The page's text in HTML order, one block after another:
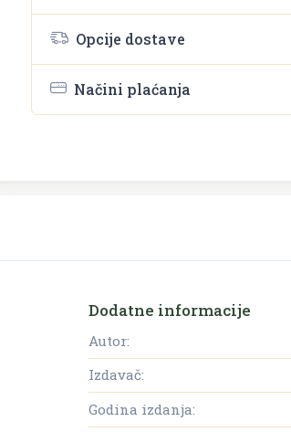
Opcije dostave
Načini plaćanja
Dodatne informacije
Autor:
Izdavač:
Godina izdanja: